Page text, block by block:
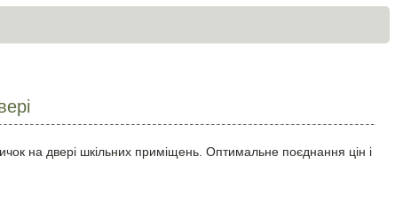
на двері шкільних приміщень. Оптимальне поєднання цін і